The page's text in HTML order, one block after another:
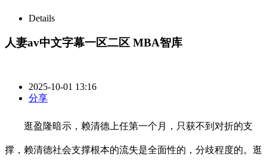
Details
人妻av中文字幕一区二区 MBA智库
2025-10-01 13:16
分享
逛盈隆暗示，赖清德上任第一个月，只获不到对折的支
撑，赖清德社会支撑根本的流失是全面性的，分歧程度的。逛